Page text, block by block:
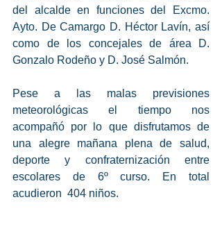
del alcalde en funciones del Excmo.
Ayto. De Camargo D. Héctor Lavín, así
como de los concejales de área D.
Gonzalo Rodeño y D. José Salmón.
Pese a las malas previsiones
meteorológicas el tiempo nos
acompañó por lo que disfrutamos de
una alegre mañana plena de salud,
deporte y confraternización entre
escolares de 6º curso. En total
acudieron  404 niños.